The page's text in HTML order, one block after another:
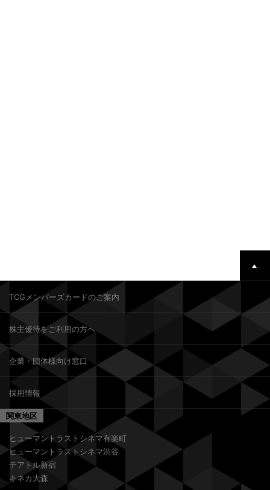
TCGメンバーズカードのご案内
株主優待をご利用の方へ
企業・団体様向け窓口
採用情報
関東地区
ヒューマントラストシネマ有楽町
ヒューマントラストシネマ渋谷
テアトル新宿
キネカ大森